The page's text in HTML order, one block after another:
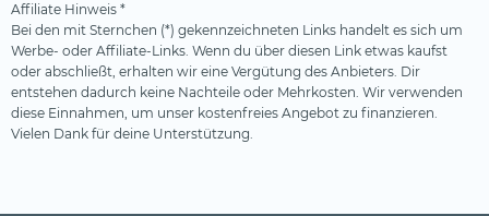
Affiliate Hinweis *
Bei den mit Sternchen (*) gekennzeichneten Links handelt es sich um
Werbe- oder Affiliate-Links. Wenn du über diesen Link etwas kaufst
oder abschließt, erhalten wir eine Vergütung des Anbieters. Dir
entstehen dadurch keine Nachteile oder Mehrkosten. Wir verwenden
diese Einnahmen, um unser kostenfreies Angebot zu finanzieren.
Vielen Dank für deine Unterstützung.